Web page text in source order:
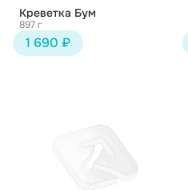
Креветка Бум
897 г
1 690 ₽